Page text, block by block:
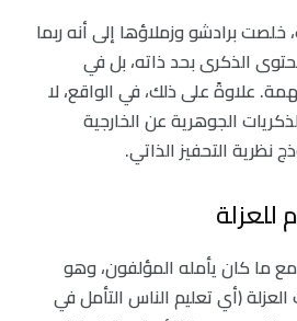
خلصت برادشو وزملاؤها إلى أنه ربما
الذكرى بحد ذاته، بل في
علاوةً على ذلك، في الواقع، لا
الجوهرية عن الخارجية
نظرية التحفيز الذاتي.
للعزلة
ما كان يأمله المؤلفون، وهو
(أي تعليم الناس التأمل في